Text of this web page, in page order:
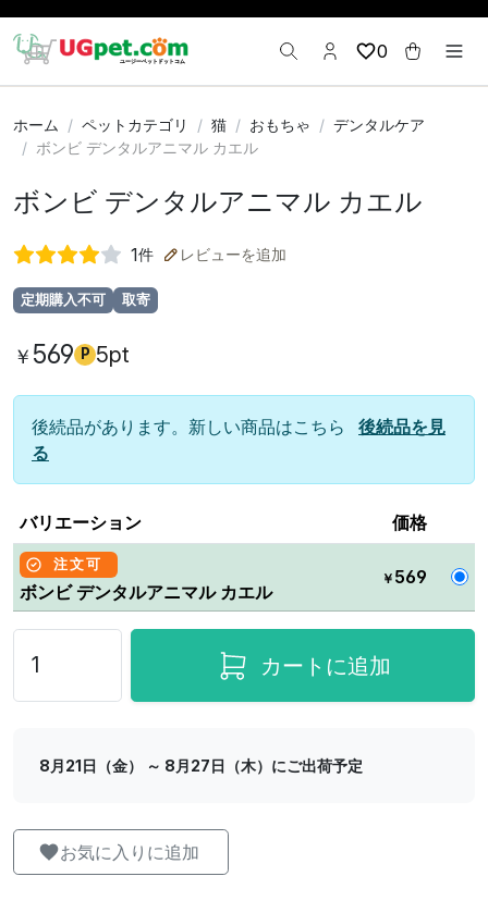
0
ホーム ペットカテゴリ 猫 おもちゃ
デンタルケア
ボンビ デンタルアニマル カエル
ボンビ デンタルアニマル カエル
1件 レビューを追加
定期購入不可 取寄
￥ 569 P 5pt
後続品があります。新しい商品はこちら
後続品を見
る
バリエーション 価格
注文可
ボンビ デンタルアニマル カエル
￥ 569
カートに追加
8月21日（金） ～ 8月27日（木）にご出荷予定
お気に入りに追加